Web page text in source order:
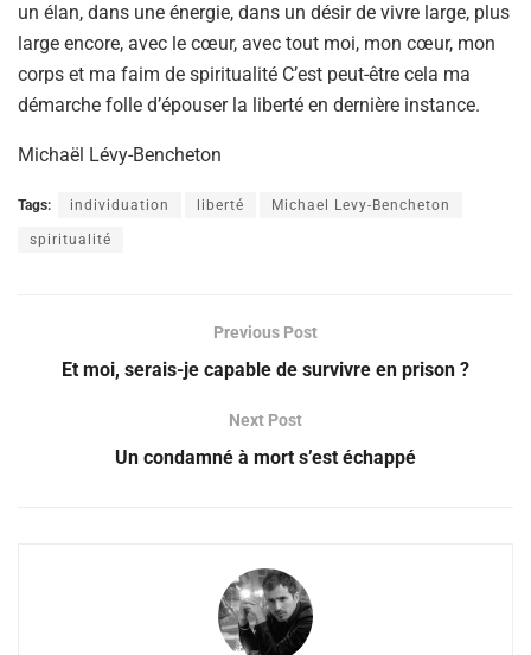
un élan, dans une énergie, dans un désir de vivre large, plus
large encore, avec le cœur, avec tout moi, mon cœur, mon
corps et ma faim de spiritualité C’est peut-être cela ma
démarche folle d’épouser la liberté en dernière instance.
Michaël Lévy-Bencheton
Tags: individuation liberté Michael Levy-Bencheton
spiritualité
Previous Post
Et moi, serais-je capable de survivre en prison ?
Next Post
Un condamné à mort s’est échappé